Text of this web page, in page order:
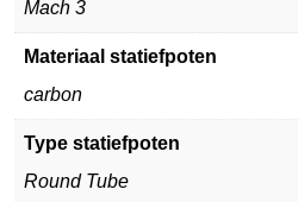
Mach 3
Materiaal statiefpoten
carbon
Type statiefpoten
Round Tube